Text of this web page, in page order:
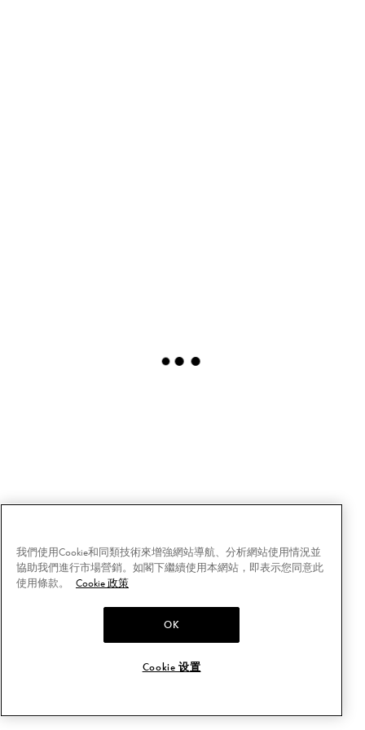
我們使用Cookie和同類技術來增強網站導航、分析網站使用情況並
協助我們進行市場營銷。如閣下繼續使用本網站，即表示您同意此
使用條款。
Cookie 政策
OK
Cookie 设置